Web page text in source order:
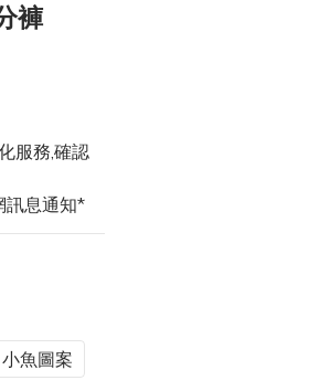
褲
服務,確認
訊息通知*
小魚圖案